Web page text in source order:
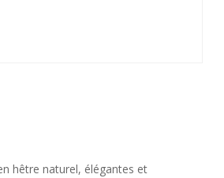
hêtre naturel, élégantes et